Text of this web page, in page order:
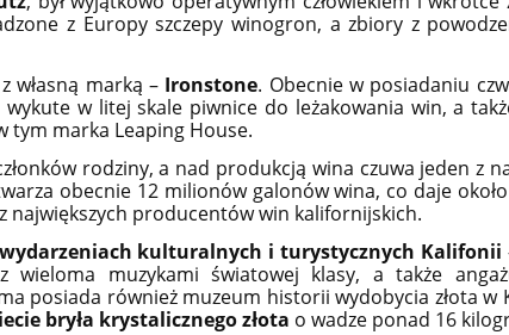
z Europy szczepy winogron, a zbiory z
własną marką – Ironstone. Obecnie w posiadaniu
w litej skale piwnice do leżakowania win, a
tym marka Leaping House.
rodziny, a nad produkcją wina czuwa jeden z
obecnie 12 milionów galonów wina, co daje
największych producentów win kalifornijskich.
kulturalnych i turystycznych Kalifonii
wieloma muzykami światowej klasy, a także
posiada również muzeum historii wydobycia złota w
bryła krystalicznego złota o wadze ponad 16